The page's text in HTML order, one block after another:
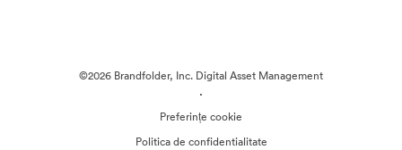
©2026 Brandfolder, Inc. Digital Asset Management
·
Preferințe cookie
Politica de confidentialitate